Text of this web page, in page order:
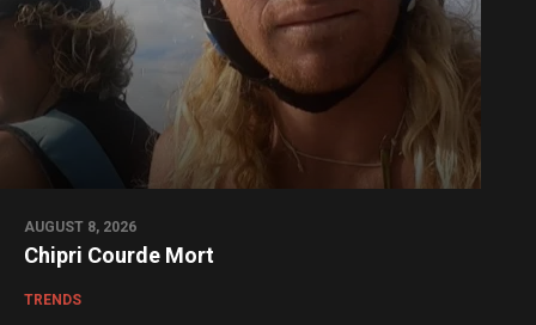
AUGUST 8, 2026
Chipri Courde Mort
TRENDS